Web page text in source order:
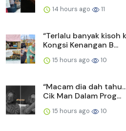
14 hours ago 11
“Terlalu banyak kisoh
Kongsi Kenangan B...
15 hours ago 10
“Macam dia dah
Cik Man Dalam Prog...
15 hours ago 10